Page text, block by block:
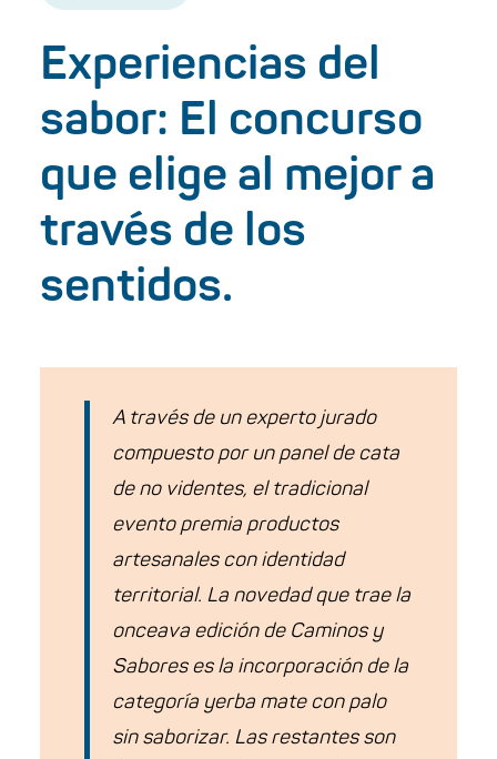
Experiencias del
sabor: El concurso
que elige al mejor a
través de los
sentidos.
A través de un experto jurado
compuesto por un panel de cata
de no videntes, el tradicional
evento premia productos
artesanales con identidad
territorial. La novedad que trae la
onceava edición de Caminos y
Sabores es la incorporación de la
categoría yerba mate con palo
sin saborizar. Las restantes son